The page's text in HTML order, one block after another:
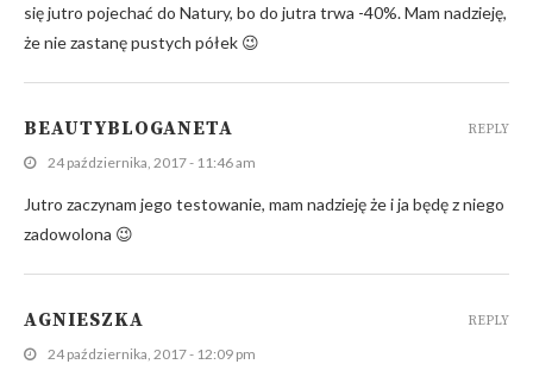
się jutro pojechać do Natury, bo do jutra trwa -40%. Mam nadzieję,
że nie zastanę pustych półek 😉
BEAUTYBLOGANETA
24 października, 2017 - 11:46 am
Jutro zaczynam jego testowanie, mam nadzieję że i ja będę z niego
zadowolona 😉
REPLY
AGNIESZKA
24 października, 2017 - 12:09 pm
REPLY